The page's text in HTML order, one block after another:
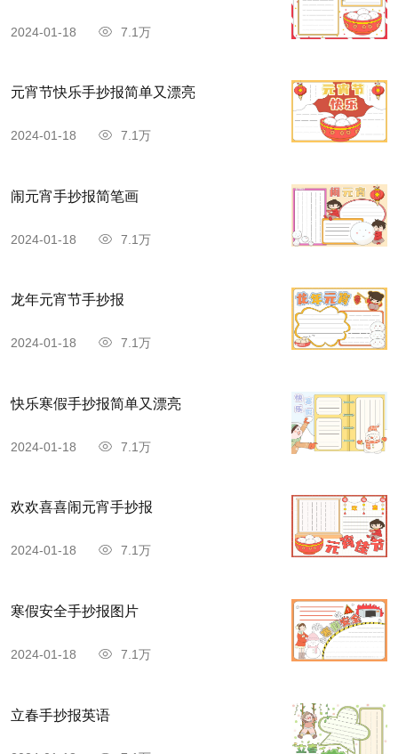
2024-01-18 7.1万
元宵节快乐手抄报简单又漂亮
2024-01-18 7.1万
闹元宵手抄报简笔画
2024-01-18 7.1万
龙年元宵节手抄报
2024-01-18 7.1万
快乐寒假手抄报简单又漂亮
2024-01-18 7.1万
欢欢喜喜闹元宵手抄报
2024-01-18 7.1万
寒假安全手抄报图片
2024-01-18 7.1万
立春手抄报英语